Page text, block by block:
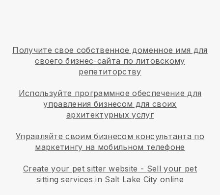
Получите свое собственное доменное имя для
своего бизнес-сайта по литовскому
репетиторству
Используйте программное обеспечение для
управления бизнесом для своих
архитектурных услуг
Управляйте своим бизнесом консультанта по
маркетингу на мобильном телефоне
Create your pet sitter website - Sell your pet
sitting services in Salt Lake City online